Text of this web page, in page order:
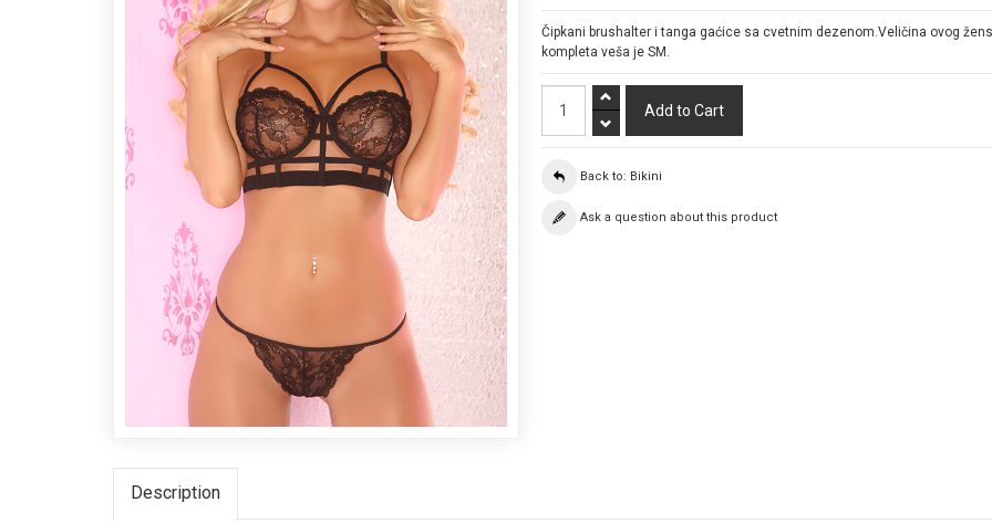
Čipkani brushalter i tanga gaćice sa cvetnim dezenom.Veličina ovog
kompleta veša je SM.
Back to: Bikini
Ask a question about this product
Description